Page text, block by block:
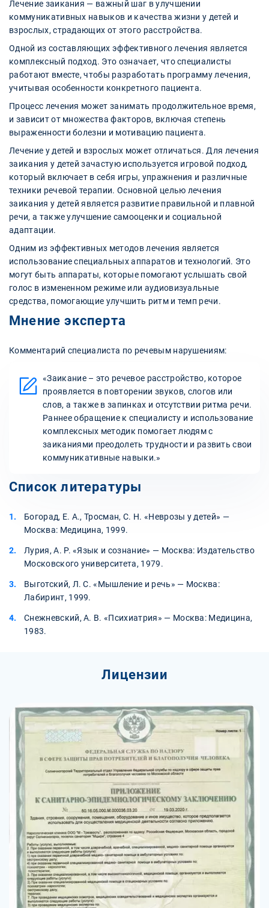
Лечение заикания — важный шаг в улучшении
коммуникативных навыков и качества жизни у детей и
взрослых, страдающих от этого расстройства.
Одной из составляющих эффективного лечения является
комплексный подход. Это означает, что специалисты
работают вместе, чтобы разработать программу лечения,
учитывая особенности конкретного пациента.
Процесс лечения может занимать продолжительное время,
и зависит от множества факторов, включая степень
выраженности болезни и мотивацию пациента.
Лечение у детей и взрослых может отличаться. Для лечения
заикания у детей зачастую используется игровой подход,
который включает в себя игры, упражнения и различные
техники речевой терапии. Основной целью лечения
заикания у детей является развитие правильной и плавной
речи, а также улучшение самооценки и социальной
адаптации.
Одним из эффективных методов лечения является
использование специальных аппаратов и технологий. Это
могут быть аппараты, которые помогают услышать свой
голос в измененном режиме или аудиовизуальные
средства, помогающие улучшить ритм и темп речи.
Мнение эксперта
Комментарий специалиста по речевым нарушениям:
«Заикание – это речевое расстройство, которое
проявляется в повторении звуков, слогов или
слов, а также в запинках и отсутствии ритма речи.
Раннее обращение к специалисту и использование
комплексных методик помогает людям с
заиканиями преодолеть трудности и развить свои
коммуникативные навыки.»
Список литературы
Богорад, Е. А., Тросман, С. Н. «Неврозы у детей» —
Москва: Медицина, 1999.
Лурия, А. Р. «Язык и сознание» — Москва: Издательство
Московского университета, 1979.
Выготский, Л. С. «Мышление и речь» — Москва:
Лабиринт, 1999.
Снежневский, А. В. «Психиатрия» — Москва: Медицина,
1983.
Лицензии